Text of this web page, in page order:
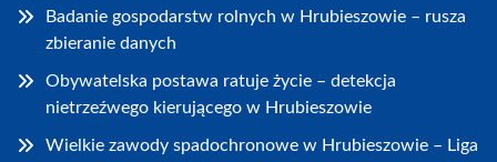
Badanie gospodarstw rolnych w Hrubieszowie – rusza
zbieranie danych
Obywatelska postawa ratuje życie – detekcja
nietrzeźwego kierującego w Hrubieszowie
Wielkie zawody spadochronowe w Hrubieszowie – Liga